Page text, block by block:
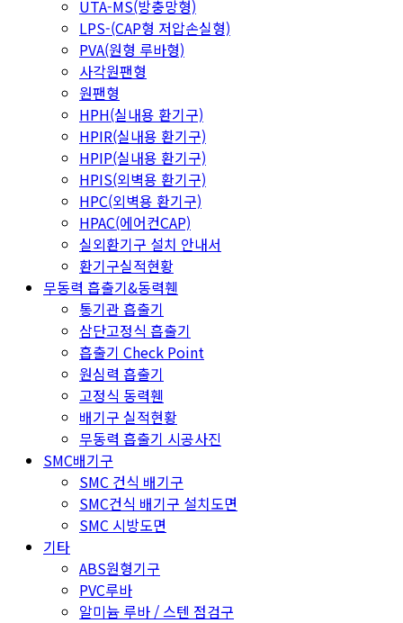
UTA-MS(방충망형)
LPS-(CAP형 저압손실형)
PVA(원형 루바형)
사각원팬형
원팬형
HPH(실내용 환기구)
HPIR(실내용 환기구)
HPIP(실내용 환기구)
HPIS(외벽용 환기구)
HPC(외벽용 환기구)
HPAC(에어컨CAP)
실외환기구 설치 안내서
환기구실적현황
무동력 흡출기&동력휀
통기관 흡출기
삼단고정식 흡출기
흡출기 Check Point
원심력 흡출기
고정식 동력휀
배기구 실적현황
무동력 흡출기 시공사진
SMC배기구
SMC 건식 배기구
SMC건식 배기구 설치도면
SMC 시방도면
기타
ABS원형기구
PVC루바
알미늄 루바 / 스텐 점검구